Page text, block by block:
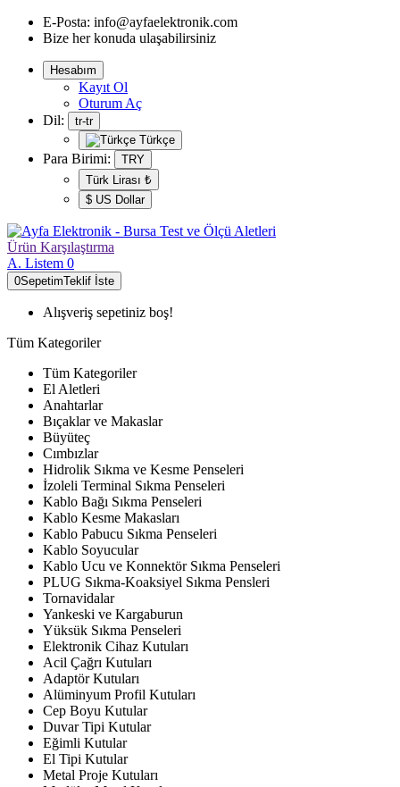
E-Posta: info@ayfaelektronik.com
Bize her konuda ulaşabilirsiniz
Hesabım
Kayıt Ol
Oturum Aç
Dil:
tr-tr
Türkçe
Para Birimi:
TRY
Türk Lirası ₺
$ US Dollar
Ürün Karşılaştırma
A. Listem 0
0SepetimTeklif İste
Alışveriş sepetiniz boş!
Tüm Kategoriler
Tüm Kategoriler
El Aletleri
Anahtarlar
Bıçaklar ve Makaslar
Büyüteç
Cımbızlar
Hidrolik Sıkma ve Kesme Penseleri
İzoleli Terminal Sıkma Penseleri
Kablo Bağı Sıkma Penseleri
Kablo Kesme Makasları
Kablo Pabucu Sıkma Penseleri
Kablo Soyucular
Kablo Ucu ve Konnektör Sıkma Penseleri
PLUG Sıkma-Koaksiyel Sıkma Pensleri
Tornavidalar
Yankeski ve Kargaburun
Yüksük Sıkma Penseleri
Elektronik Cihaz Kutuları
Acil Çağrı Kutuları
Adaptör Kutuları
Alüminyum Profil Kutuları
Cep Boyu Kutular
Duvar Tipi Kutular
Eğimli Kutular
El Tipi Kutular
Metal Proje Kutuları